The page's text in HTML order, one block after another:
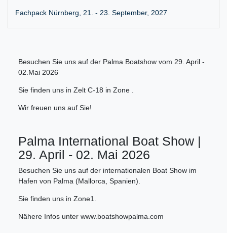
Fachpack Nürnberg, 21. - 23. September, 2027
Besuchen Sie uns auf der Palma Boatshow vom 29. April -
02.Mai 2026
Sie finden uns in Zelt C-18 in Zone .
Wir freuen uns auf Sie!
Palma International Boat Show |
29. April - 02. Mai 2026
Besuchen Sie uns auf der internationalen Boat Show im
Hafen von Palma (Mallorca, Spanien).
Sie finden uns in Zone1.
Nähere Infos unter www.boatshowpalma.com